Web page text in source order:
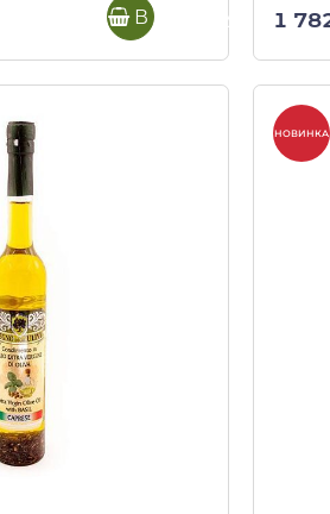
В корзину 1
НОВИНКА